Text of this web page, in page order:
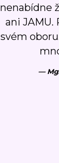
nenabídne
ani JAMU.
svém
—